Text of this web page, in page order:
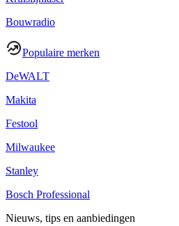
Bouwradio
Populaire merken
DeWALT
Makita
Festool
Milwaukee
Stanley
Bosch Professional
Nieuws, tips en aanbiedingen